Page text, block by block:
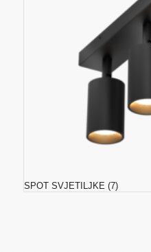
SPOT SVJETILJKE (7)